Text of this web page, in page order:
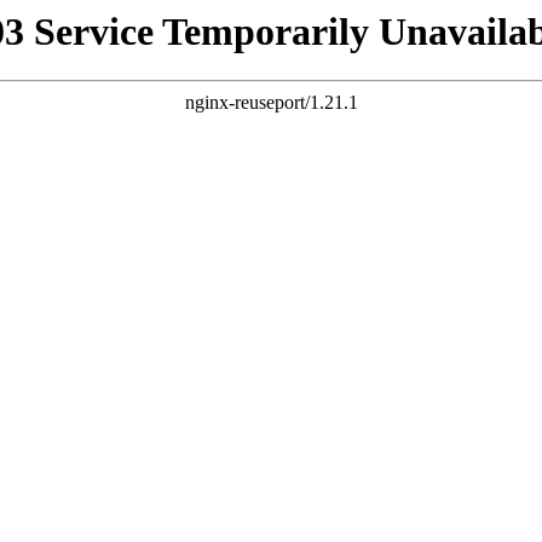
Service Temporarily
nginx-reuseport/1.21.1